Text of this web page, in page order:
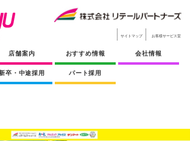
サイトマップ お客様サービス室
店舗案内 おすすめ情報 会社情報
卒・中途採用 パート採用